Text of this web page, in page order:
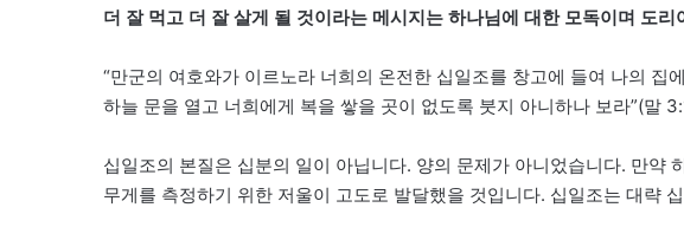
더 잘 먹고 더 잘 살게 될 것이라는 메시지는 하나님에 대한 모독이며 도
“만군의 여호와가 이르노라 너희의 온전한 십일조를 창고에 들여 나의 집
하늘 문을 열고 너희에게 복을 쌓을 곳이 없도록 붓지 아니하나 보라”(말
십일조의 본질은 십분의 일이 아닙니다. 양의 문제가 아니었습니다. 만약
무게를 측정하기 위한 저울이 고도로 발달했을 것입니다. 십일조는 대략